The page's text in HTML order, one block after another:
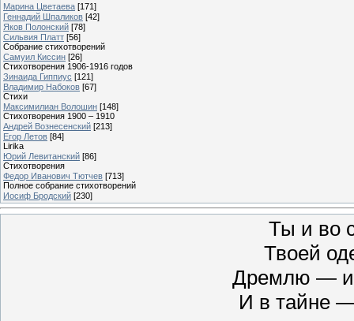
Марина Цветаева [171]
Геннадий Шпаликов [42]
Яков Полонский [78]
Сильвия Платт [56]
Собрание стихотворений
Самуил Киссин [26]
Стихотворения 1906-1916 годов
Зинаида Гиппиус [121]
Владимир Набоков [67]
Стихи
Максимилиан Волошин [148]
Стихотворения 1900 – 1910
Андрей Вознесенский [213]
Егор Летов [84]
Lirika
Юрий Левитанский [86]
Стихотворения
Федор Иванович Тютчев [713]
Полное собрание стихотворений
Иосиф Бродский [230]
Ты и во
Твоей
Дремлю — и
И в тайне